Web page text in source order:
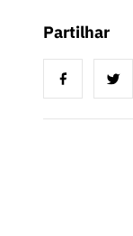
Partilhar